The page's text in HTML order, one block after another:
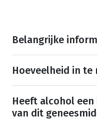
Belangrijke
Hoeveelheid in te
Heeft alcohol
van dit